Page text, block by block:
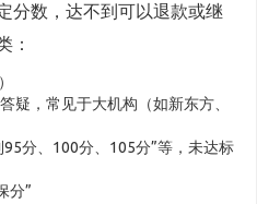
分数，达不到可以退款或继
：
疑，常见于大机构（如新东方、
分、100分、105分”等，未达标
分”